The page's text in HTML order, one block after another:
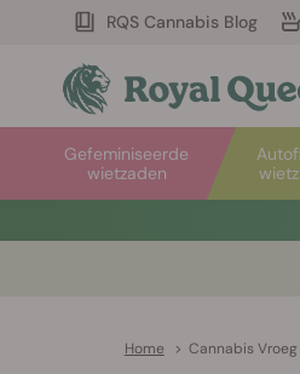
RQS Cannabis Blog
Gefeminiseerde
wietzaden
Home > Cannabis